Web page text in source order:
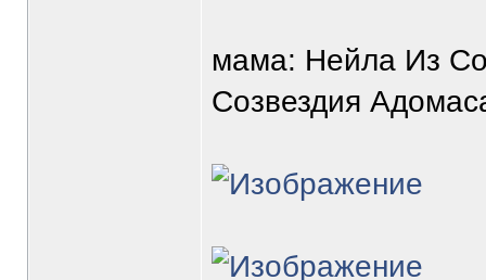
мама: Нейла Из
Созвездия